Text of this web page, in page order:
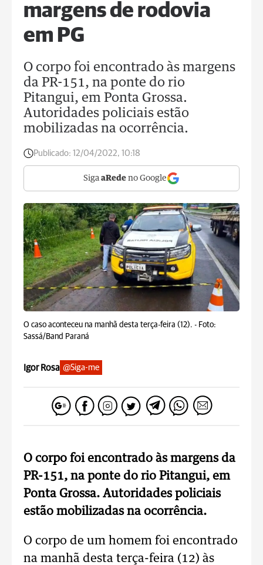
margens de rodovia
em PG
O corpo foi encontrado às margens
da PR-151, na ponte do rio
Pitangui, em Ponta Grossa.
Autoridades policiais estão
mobilizadas na ocorrência.
Publicado: 12/04/2022, 10:18
Siga aRede no Google
O caso aconteceu na manhã desta terça-feira (12). - Foto:
Sassá/Band Paraná
Igor Rosa @Siga-me
O corpo foi encontrado às margens da
PR-151, na ponte do rio Pitangui, em
Ponta Grossa. Autoridades policiais
estão mobilizadas na ocorrência.
O corpo de um homem foi encontrado
na manhã desta terça-feira (12) às